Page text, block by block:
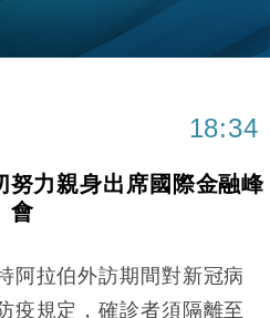
18:34
努力親身出席國際金融峰
會
阿拉伯外訪期間對新冠病
疫規定，確診者須隔離至